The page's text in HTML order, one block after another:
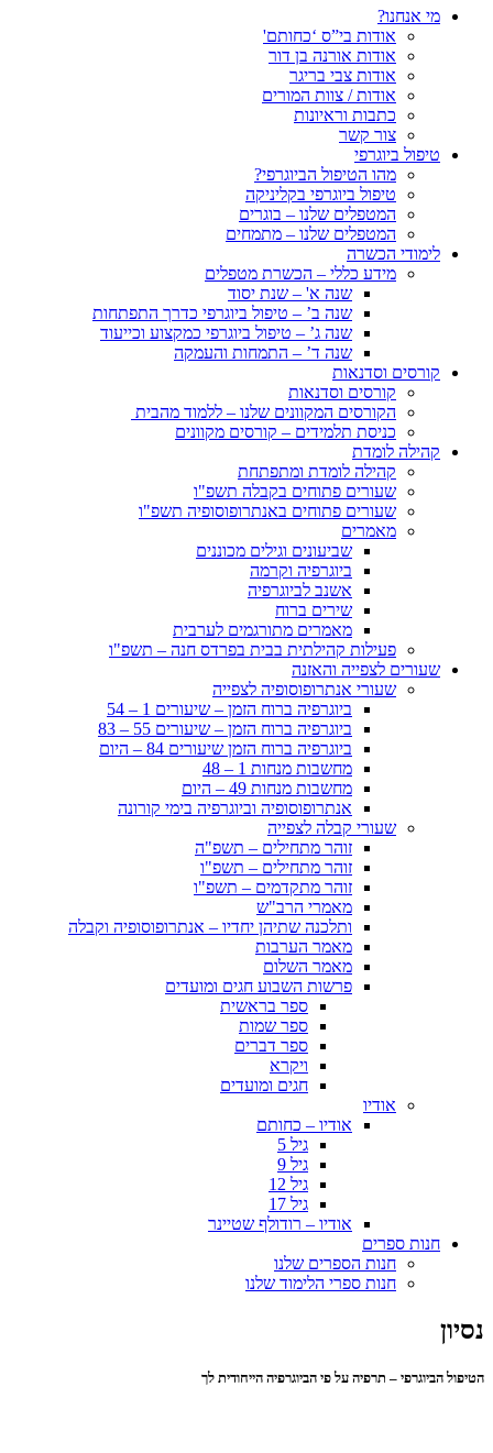
מי אנחנו?
אודות בי”ס ‘כחותם'
אודות אורנה בן דור
אודות צבי בריגר
אודות / צוות המורים
כתבות וראיונות
צור קשר
טיפול ביוגרפי
מהו הטיפול הביוגרפי?
טיפול ביוגרפי בקליניקה
המטפלים שלנו – בוגרים
המטפלים שלנו – מתמחים
לימודי הכשרה
מידע כללי – הכשרת מטפלים
שנה א' – שנת יסוד
שנה ב’ – טיפול ביוגרפי כדרך התפתחות
שנה ג’ – טיפול ביוגרפי כמקצוע וכייעוד
שנה ד’ – התמחות והעמקה
קורסים וסדנאות
קורסים וסדנאות
הקורסים המקוונים שלנו – ללמוד מהבית
כניסת תלמידים – קורסים מקוונים
קהילה לומדת
קהילה לומדת ומתפתחת
שעורים פתוחים בקבלה תשפ"ו
שעורים פתוחים באנתרופוסופיה תשפ"ו
מאמרים
שביעונים וגילים מכוננים
ביוגרפיה וקרמה
אשנב לביוגרפיה
שירים ברוח
מאמרים מתורגמים לערבית
פעילות קהילתית בבית בפרדס חנה – תשפ"ו
שעורים לצפייה והאזנה
שעורי אנתרופוסופיה לצפייה
ביוגרפיה ברוח הזמן – שיעורים 1 – 54
ביוגרפיה ברוח הזמן – שיעורים 55 – 83
ביוגרפיה ברוח הזמן שיעורים 84 – היום
מחשבות מנחות 1 – 48
מחשבות מנחות 49 – היום
אנתרופוסופיה וביוגרפיה בימי קורונה
שעורי קבלה לצפייה
זוהר מתחילים – תשפ"ה
זוהר מתחילים – תשפ"ו
זוהר מתקדמים – תשפ"ו
מאמרי הרב"ש
ותלכנה שתיהן יחדיו – אנתרופוסופיה וקבלה
מאמר הערבות
מאמר השלום
פרשות השבוע חגים ומועדים
ספר בראשית
ספר שמות
ספר דברים
ויקרא
חגים ומועדים
אודיו
אודיו – כחותם
גיל 5
גיל 9
גיל 12
גיל 17
אודיו – רודולף שטיינר
חנות ספרים
חנות הספרים שלנו
חנות ספרי הלימוד שלנו
נסיון
הטיפול הביוגרפי – תרפיה על פי הביוגרפיה הייחודית לך